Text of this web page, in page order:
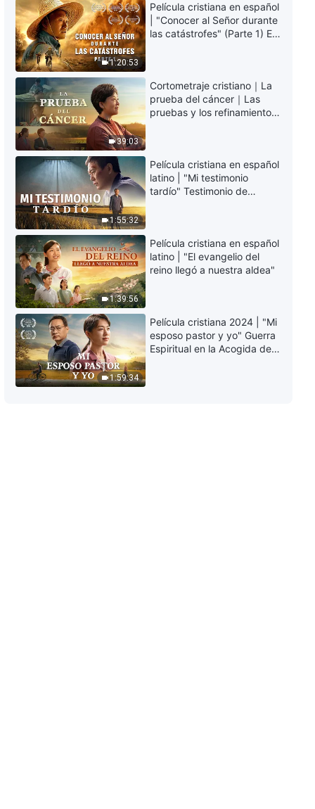
4:48
Palabras diarias de Dios:
Conocer a Dios | Fragmento 179
9:42
Palabras diarias de Dios:
Conocer a Dios | Fragmento 180
5:41
Palabras diarias de Dios:
Conocer a Dios | Fragmento 181
11:33
Palabras diarias de Dios:
Conocer a Dios | Fragmento 182
13:23
Palabras diarias de Dios:
Conocer a Dios | Fragmento 183
1:20:53
Película cristiana en español
| "Conocer al Señor durante
las catástrofes" (Parte 1) El
39:03
Cortometraje cristiano｜La
prueba del cáncer｜Las
pruebas y los refinamientos
1:55:32
Película cristiana en español
latino | "Mi testimonio
tardío" Testimonio de
1:39:56
Película cristiana en español
latino | "El evangelio del
reino llegó a nuestra aldea"
1:59:34
Película cristiana 2024 | "Mi
esposo pastor y yo" Guerra
Espiritual en la Acogida del